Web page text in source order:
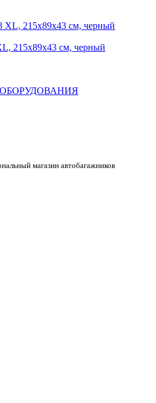
215x89x43 см, черный
магазин автобагажников